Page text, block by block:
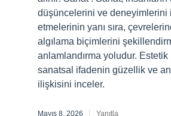
düşüncelerini ve deneyimlerini
etmelerinin yanı sıra,
algılama biçimlerini
anlamlandırma yoludur. Estetik
sanatsal ifadenin güzellik ve
ilişkisini inceler.
Mayıs 8, 2026 Yanıtla